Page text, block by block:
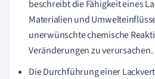
beschreibt die Fähigkeit eines
Materialien und
unerwünschte chemische
Veränderungen zu verursachen.
Die Durchführung einer